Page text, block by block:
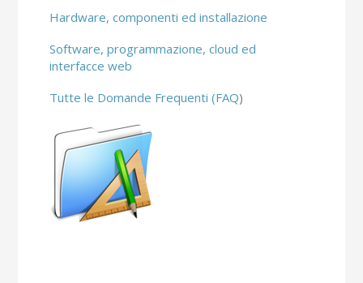
Hardware, componenti ed installazione
Software, programmazione, cloud ed
interfacce web
Tutte le Domande Frequenti (FAQ)